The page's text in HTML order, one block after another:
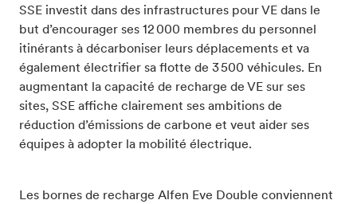
SSE investit dans des infrastructures pour VE dans le
but d’encourager ses 12 000 membres du personnel
itinérants à décarboniser leurs déplacements et va
également électrifier sa flotte de 3 500 véhicules. En
augmentant la capacité de recharge de VE sur ses
sites, SSE affiche clairement ses ambitions de
réduction d’émissions de carbone et veut aider ses
équipes à adopter la mobilité électrique.
Les bornes de recharge Alfen Eve Double conviennent